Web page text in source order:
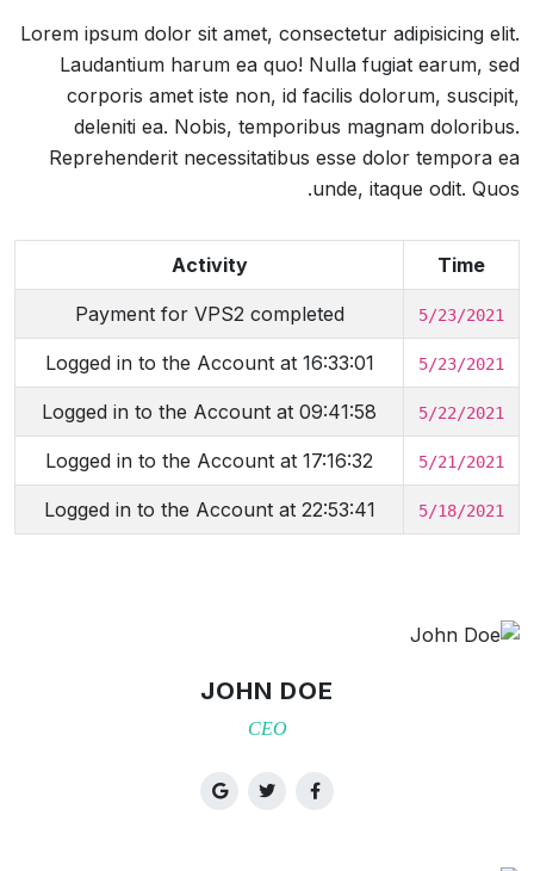
Lorem ipsum dolor sit amet, consectetur adipisicing elit.
Laudantium harum ea quo! Nulla fugiat earum, sed
corporis amet iste non, id facilis dolorum, suscipit,
deleniti ea. Nobis, temporibus magnam doloribus.
Reprehenderit necessitatibus esse dolor tempora ea
unde, itaque odit. Quos.
Time
Activity
5/23/2021
Payment for VPS2 completed
5/23/2021
Logged in to the Account at 16:33:01
5/22/2021
Logged in to the Account at 09:41:58
5/21/2021
Logged in to the Account at 17:16:32
5/18/2021
Logged in to the Account at 22:53:41
JOHN DOE
CEO